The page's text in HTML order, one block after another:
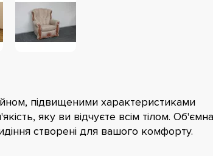
підвищеними характеристиками
яку ви відчуєте всім тілом. Об'ємна
створені для вашого комфорту.